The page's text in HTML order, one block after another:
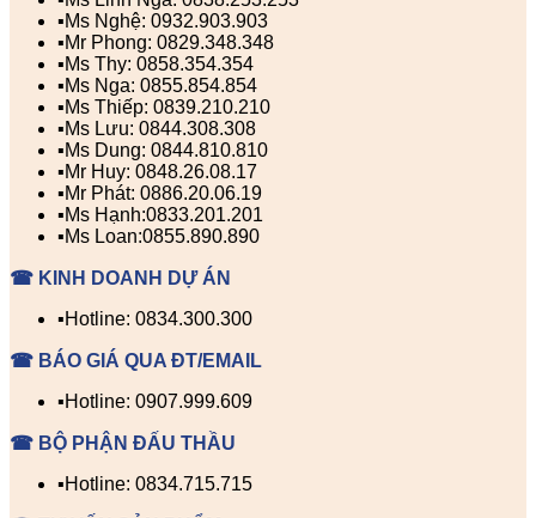
▪️Ms Nghệ: 0932.903.903
▪️Mr Phong: 0829.348.348
▪️Ms Thy: 0858.354.354
▪️Ms Nga: 0855.854.854
▪️Ms Thiếp: 0839.210.210
▪️Ms Lưu: 0844.308.308
▪️Ms Dung: 0844.810.810
▪️Mr Huy: 0848.26.08.17
▪️Mr Phát: 0886.20.06.19
▪️Ms Hạnh:0833.201.201
▪️Ms Loan:0855.890.890
☎ KINH DOANH DỰ ÁN
▪️Hotline: 0834.300.300
☎ BÁO GIÁ QUA ĐT/EMAIL
▪️Hotline: 0907.999.609
☎ BỘ PHẬN ĐẤU THẦU
▪️Hotline: 0834.715.715